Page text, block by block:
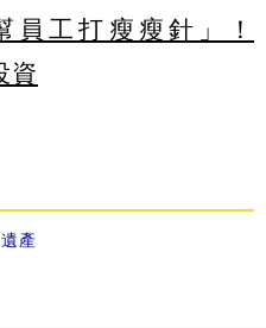
員工打瘦瘦針」！
資
遺產